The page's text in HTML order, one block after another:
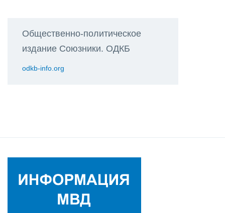
Общественно-политическое
издание Союзники. ОДКБ
odkb-info.org